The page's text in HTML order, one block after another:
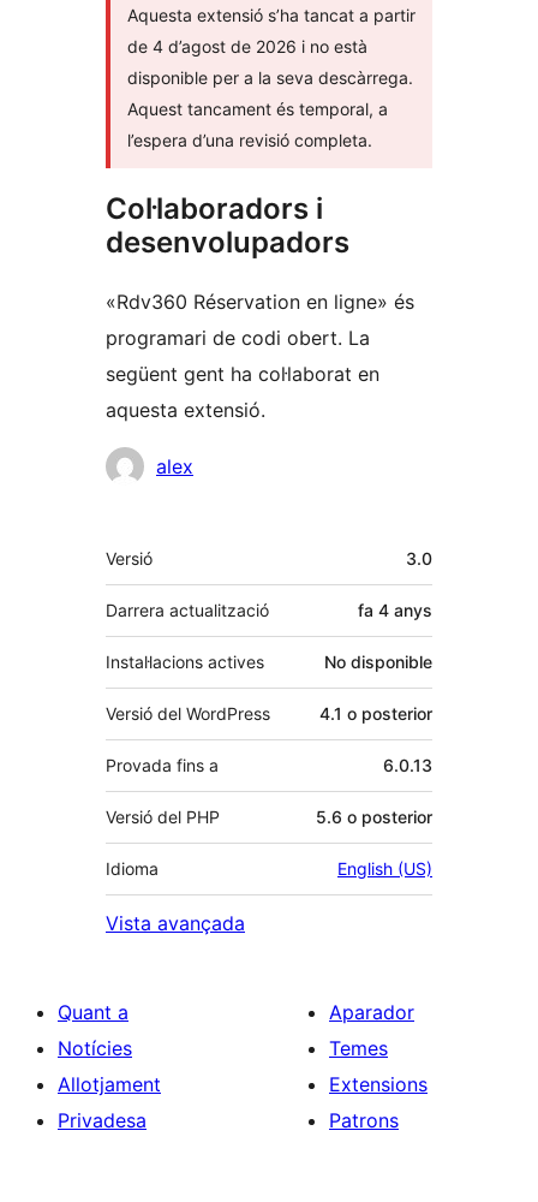
Aquesta extensió s’ha tancat a partir
de 4 d’agost de 2026 i no està
disponible per a la seva descàrrega.
Aquest tancament és temporal, a
l’espera d’una revisió completa.
Col·laboradors i
desenvolupadors
«Rdv360 Réservation en ligne» és
programari de codi obert. La
següent gent ha col·laborat en
aquesta extensió.
Col·laboradors
alex
Meta
Versió 3.0
Darrera actualització fa 4 anys
Instal·lacions actives No disponible
Versió del WordPress 4.1 o posterior
Provada fins a 6.0.13
Versió del PHP 5.6 o posterior
Idioma English (US)
Vista avançada
Quant a
Notícies
Allotjament
Privadesa
Aparador
Temes
Extensions
Patrons